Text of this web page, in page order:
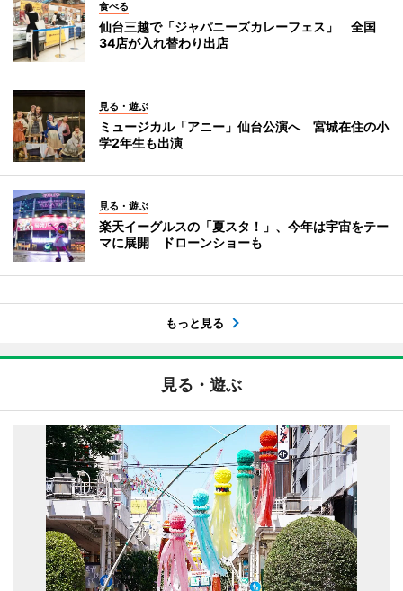
食べる
仙台三越で「ジャパニーズカレーフェス」 全国
34店が入れ替わり出店
見る・遊ぶ
ミュージカル「アニー」仙台公演へ 宮城在住の小
学2年生も出演
見る・遊ぶ
楽天イーグルスの「夏スタ！」、今年は宇宙をテー
マに展開 ドローンショーも
もっと見る
見る・遊ぶ